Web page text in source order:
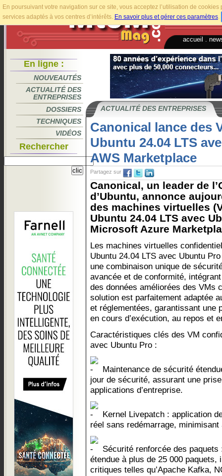
En poursuivant votre navigation sur ce site, vous acceptez l’utilisation de
services adaptés à vos centres d’intérêts. En savoir plus et gérer ces paramètres.
accueil
En ligne :
NOUVEAUTÉS
ACTUALITÉ DES
ENTREPRISES
DOSSIERS
TECHNIQUES
VIDÉOS
Rechercher
ACTUALITÉ DES ENTREPRISES
Canonical lance des
Ubuntu 24.04 LTS
AWS Marketplace
Partagez sur
Canonical, un leader de
d’Ubuntu, annonce
des machines virtuelles
Ubuntu 24.04 LTS avec
Microsoft Azure
Les machines virtuelles
Ubuntu 24.04 LTS avec Ubuntu
une combinaison unique de
avancée et de conformité,
des données améliorées des VMs
solution est parfaitement adaptée
et réglementées, garantissant une
en cours d’exécution, au repos et
Caractéristiques clés des VM
avec Ubuntu Pro :
Maintenance de sécurité
jour de sécurité, assurant une
applications d’entreprise.
Kernel Livepatch : application
réel sans redémarrage, minimisant
Sécurité renforcée des
étendue à plus de 25 000 paquets,
critiques telles qu’Apache Kafka,